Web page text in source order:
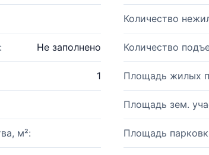
Количество
Не заполнено Количество
1 Площадь жилых
Площадь зем.
м²: Площадь